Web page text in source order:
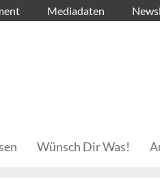
Mediadaten
Wünsch Dir Was!